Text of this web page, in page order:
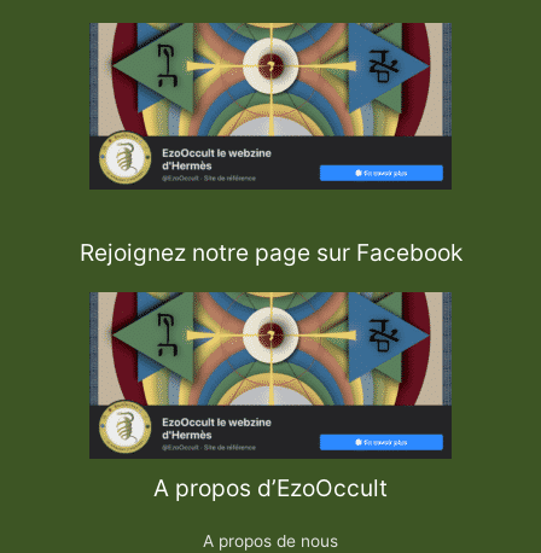
Rejoignez notre page sur Facebook
A propos d’EzoOccult
A propos de nous